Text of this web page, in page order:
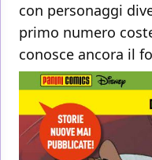
con personaggi
primo numero
conosce ancora il